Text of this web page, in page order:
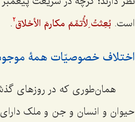
است. بُعِثتُ لِأُتمِّمَ مکارمَ الأخلاق2
.
اختلاف خصوصیّات همۀ
همان‌طوری که در روزهای
حیوان و انسان و جن و ملک